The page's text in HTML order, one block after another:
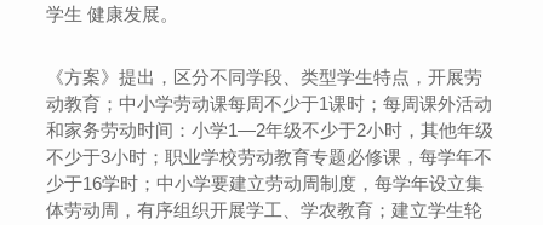
学生 健康发展。
《方案》提出，区分不同学段、类型学生特点，开展劳
动教育；中小学劳动课每周不少于1课时；每周课外活动
和家务劳动时间：小学1—2年级不少于2小时，其他年级
不少于3小时；职业学校劳动教育专题必修课，每学年不
少于16学时；中小学要建立劳动周制度，每学年设立集
体劳动周，有序组织开展学工、学农教育；建立学生轮